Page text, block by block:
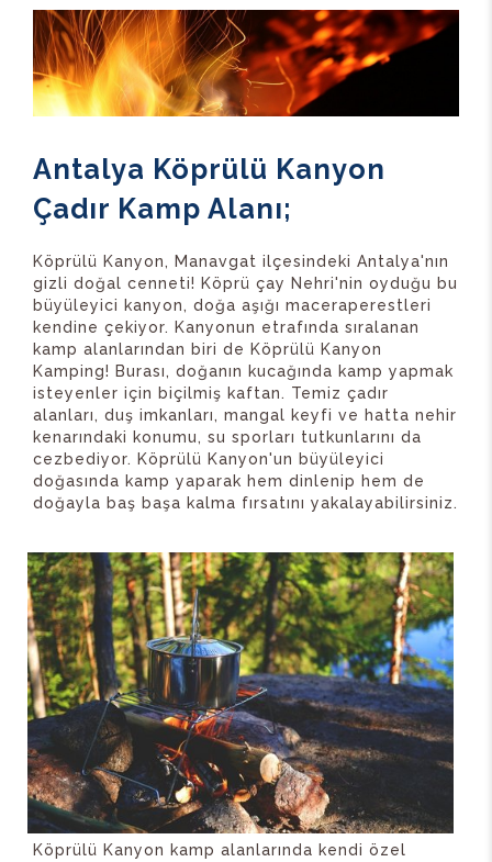
Antalya Köprülü Kanyon
Çadır Kamp Alanı;
Köprülü Kanyon, Manavgat ilçesindeki Antalya'nın
gizli doğal cenneti! Köprü çay Nehri'nin oyduğu bu
büyüleyici kanyon, doğa aşığı maceraperestleri
kendine çekiyor. Kanyonun etrafında sıralanan
kamp alanlarından biri de Köprülü Kanyon
Kamping! Burası, doğanın kucağında kamp yapmak
isteyenler için biçilmiş kaftan. Temiz çadır
alanları, duş imkanları, mangal keyfi ve hatta nehir
kenarındaki konumu, su sporları tutkunlarını da
cezbediyor. Köprülü Kanyon'un büyüleyici
doğasında kamp yaparak hem dinlenip hem de
doğayla baş başa kalma fırsatını yakalayabilirsiniz.
Köprülü Kanyon kamp alanlarında kendi özel